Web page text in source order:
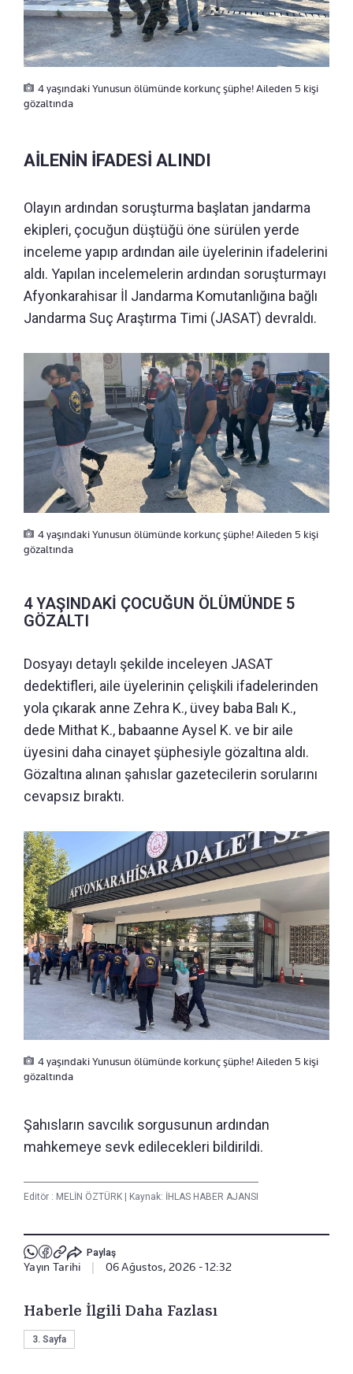
4 yaşındaki Yunusun ölümünde korkunç şüphe! Aileden 5 kişi
gözaltında
AİLENİN İFADESİ ALINDI
Olayın ardından soruşturma başlatan jandarma
ekipleri, çocuğun düştüğü öne sürülen yerde
inceleme yapıp ardından aile üyelerinin ifadelerini
aldı. Yapılan incelemelerin ardından soruşturmayı
Afyonkarahisar İl Jandarma Komutanlığına bağlı
Jandarma Suç Araştırma Timi (JASAT) devraldı.
4 yaşındaki Yunusun ölümünde korkunç şüphe! Aileden 5 kişi
gözaltında
4 YAŞINDAKİ ÇOCUĞUN ÖLÜMÜNDE 5
GÖZALTI
Dosyayı detaylı şekilde inceleyen JASAT
dedektifleri, aile üyelerinin çelişkili ifadelerinden
yola çıkarak anne Zehra K., üvey baba Balı K.,
dede Mithat K., babaanne Aysel K. ve bir aile
üyesini daha cinayet şüphesiyle gözaltına aldı.
Gözaltına alınan şahıslar gazetecilerin sorularını
cevapsız bıraktı.
4 yaşındaki Yunusun ölümünde korkunç şüphe! Aileden 5 kişi
gözaltında
Şahısların savcılık sorgusunun ardından
mahkemeye sevk edilecekleri bildirildi.
Editör : MELİN ÖZTÜRK | Kaynak: İHLAS HABER AJANSI
Paylaş
Yayın Tarihi 06 Ağustos, 2026 - 12:32
Haberle İlgili Daha Fazlası
3. Sayfa